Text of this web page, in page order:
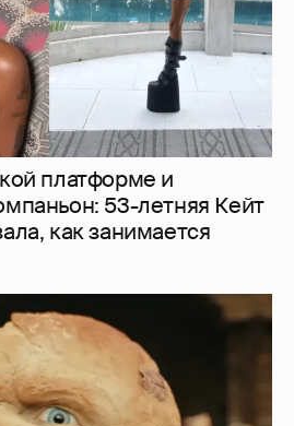
мемы и "туалетный
провал "Колобка"